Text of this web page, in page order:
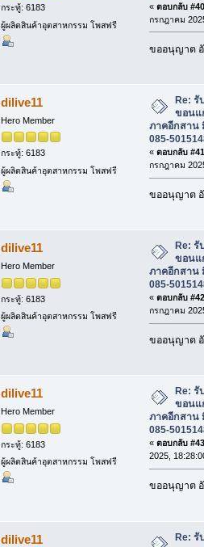
กระทู้: 6183
ผู้ผลิตสินค้าอุตสาหกรรม โพสฟรี
« ตอบกลับ
กรกฎาคม
ขออนุญาต
dilive11
Hero Member
กระทู้: 6183
ผู้ผลิตสินค้าอุตสาหกรรม โพสฟรี
Re: รั
ขอนแ
ภาคอีกสาน
085-
« ตอบกลับ
กรกฎาคม
ขออนุญาต
dilive11
Hero Member
กระทู้: 6183
ผู้ผลิตสินค้าอุตสาหกรรม โพสฟรี
Re: รั
ขอนแ
ภาคอีกสาน
085-
« ตอบกลับ
กรกฎาคม
ขออนุญาต
dilive11
Hero Member
กระทู้: 6183
ผู้ผลิตสินค้าอุตสาหกรรม โพสฟรี
Re: รั
ขอนแ
ภาคอีกสาน
085-
« ตอบกลับ
2025,
ขออนุญาต
dilive11
Re: รั